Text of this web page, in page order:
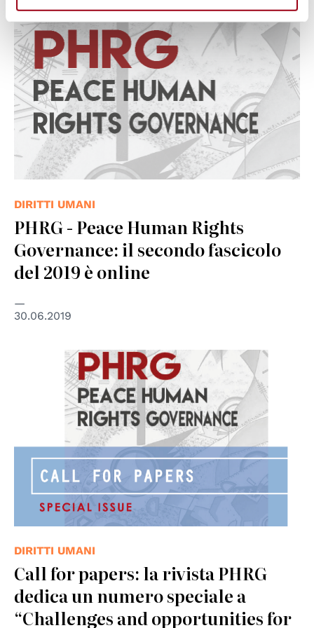
DIRITTI UMANI
PHRG - Peace Human Rights
Governance: il secondo fascicolo
del 2019 è online
30.06.2019
DIRITTI UMANI
Call for papers: la rivista PHRG
dedica un numero speciale a
“Challenges and opportunities for